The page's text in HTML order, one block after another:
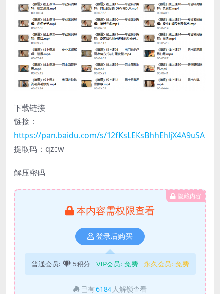
下载链接
链接：
https://pan.baidu.com/s/12fKsLEKsBhhEhljX4A9uSA
提取码：qzcw
解压密码
隐藏内容
本内容需权限查看
登录后购买
普通会员: 5积分 VIP会员: 免费 永久会员: 免费
已有6184 人解锁查看